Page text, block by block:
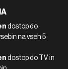
dostop do
na vseh 5
dostop do TV in
and